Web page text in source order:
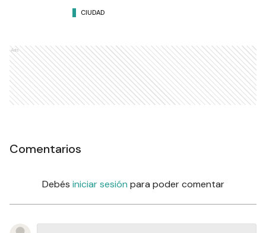
CIUDAD
Ads
Comentarios
Debés iniciar sesión para poder comentar